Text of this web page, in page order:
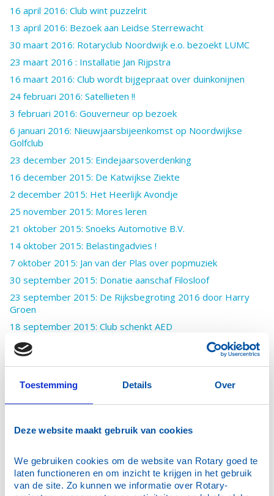
Toestemming Details Over
Deze website maakt gebruik van cookies
We gebruiken cookies om de website van Rotary goed te
laten functioneren en om inzicht te krijgen in het gebruik
van de site. Zo kunnen we informatie over Rotary-
16 april 2016: Club wint puzzelrit
13 april 2016: Bezoek aan Leidse Sterrewacht
30 maart 2016: Rotaryclub Noordwijk e.o. bezoekt LUMC
23 maart 2016 : Installatie Jan Rijpstra
16 maart 2016: Club wordt bijgepraat over duinkonijnen
24 februari 2016: Satellieten !!
3 februari 2016: Gouverneur op bezoek
6 januari 2016: Nieuwjaarsbijeenkomst op Noordwijkse
Golfclub
23 december 2015: Eindejaarsoverdenking
16 december 2015: De Katwijkse Ziekte
2 december 2015: Het Heerlijk Avondje
25 november 2015: Mores leren
21 oktober 2015: Snoeks Automotive B.V.
14 oktober 2015: Belastingadvies !
7 oktober 2015: Jan van der Plas over popmuziek
30 september 2015: Donatie aanschaf Filosloof
23 september 2015: De Rijksbegroting 2016 door Harry
Groen
18 september 2015: Club schenkt AED
5 en 7 september 2015 Sport !
2 september 2015: Wisseling van de wacht
24 juni 2015: bestuurswisseling
10 juni 2015: World Press Photo
13 mei 2015: Prescan...hoax of toch niet?